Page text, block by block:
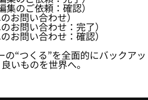
集のご依頼：確認）
お問い合わせ）
お問い合わせ：完了）
お問い合わせ：確認）
の“つくる”を全面的にバックアッ
いものを世界へ。